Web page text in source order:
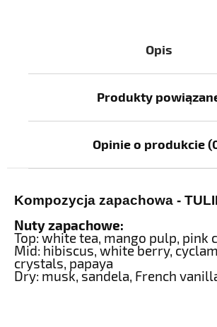
Opis
Produkty
Opinie o produkcie
Kompozycja zapachowa -
Nuty zapachowe:
Top: white tea, mango pulp, pink
Mid: hibiscus, white berry,
crystals, papaya
Dry: musk, sandela, French